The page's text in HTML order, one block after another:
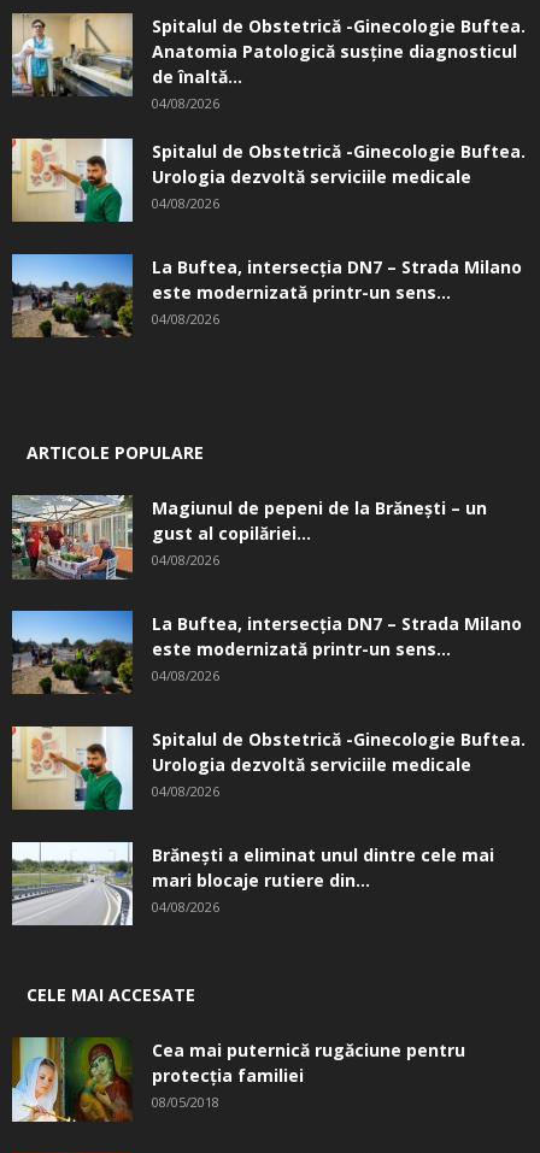
Spitalul de Obstetrică -Ginecologie Buftea.
Anatomia Patologică susţine diagnosticul
de înaltă...
04/08/2026
Spitalul de Obstetrică -Ginecologie Buftea.
Urologia dezvoltă serviciile medicale
04/08/2026
La Buftea, intersecţia DN7 – Strada Milano
este modernizată printr-un sens...
04/08/2026
ARTICOLE POPULARE
Magiunul de pepeni de la Brăneşti – un
gust al copilăriei...
04/08/2026
La Buftea, intersecţia DN7 – Strada Milano
este modernizată printr-un sens...
04/08/2026
Spitalul de Obstetrică -Ginecologie Buftea.
Urologia dezvoltă serviciile medicale
04/08/2026
Brănești a eliminat unul dintre cele mai
mari blocaje rutiere din...
04/08/2026
CELE MAI ACCESATE
Cea mai puternică rugăciune pentru
protecția familiei
08/05/2018